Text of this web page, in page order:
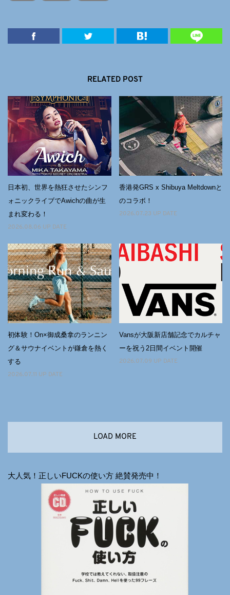
RELATED POST
日本初、世界を熱狂させたシンフ
ォニックライブでAwichの曲が⽣
まれ変わる！
2026.08.06 UP DATE
香港発GRS x Shibuya Meltdownと
のコラボ！
2026.07.23 UP DATE
初体験！On×御成桑拿のランニン
グ＆サウナイベントが鎌倉を熱く
する
2026.07.11 UP DATE
Vansが大阪新店舗記念でカルチャ
ーを祝う2日間イベント開催
2026.07.09 UP DATE
LOAD MORE
大人気！正しいFUCKの使い方 絶賛発売中！